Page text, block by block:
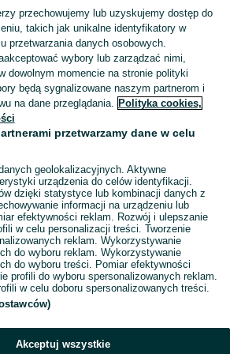
Sprzedaż pelletu drzewnego Opole ▶️ Hurtowo i detalicznie w różnych opakowaniach ✅ Szeroki wybór w atrakcyjnych cenach ☝ Znajdź oferty na OLX.pl! Zobacz
przechowujemy lub uzyskujemy dostęp do
takich jak unikalne identyfikatory w
przetwarzania danych osobowych.
wybory lub zarządzać nimi,
dowolnym momencie na stronie polityki
będą sygnalizowane naszym partnerom i
na dane przeglądania. Polityka cookies,
przetwarzamy dane w celu
geolokalizacyjnych. Aktywne
urządzenia do celów identyfikacji.
dzięki statystyce lub kombinacji danych z
informacji na urządzeniu lub
efektywności reklam. Rozwój i ulepszanie
w celu personalizacji treści. Tworzenie
reklam. Wykorzystywanie
do wyboru reklam. Wykorzystywanie
do wyboru treści. Pomiar efektywności
profili do wyboru spersonalizowanych reklam.
w celu doboru spersonalizowanych treści.
Akceptuj wszystkie